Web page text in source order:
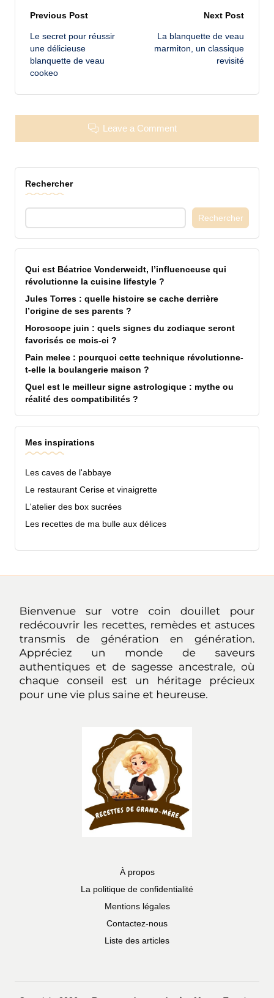
Post
navigation
Previous Post
Le secret pour réussir
une délicieuse
blanquette de veau
cookeo
Next Post
La blanquette de veau
marmiton, un classique
revisité
Leave a Comment
Rechercher
Rechercher
Qui est Béatrice Vonderweidt, l’influenceuse qui
révolutionne la cuisine lifestyle ?
Jules Torres : quelle histoire se cache derrière
l’origine de ses parents ?
Horoscope juin : quels signes du zodiaque seront
favorisés ce mois-ci ?
Pain melee : pourquoi cette technique révolutionne-
t-elle la boulangerie maison ?
Quel est le meilleur signe astrologique : mythe ou
réalité des compatibilités ?
Mes inspirations
Les caves de l'abbaye
Le restaurant Cerise et vinaigrette
L'atelier des box sucrées
Les recettes de ma bulle aux délices
À propos
La politique de confidentialité
Mentions légales
Contactez-nous
Liste des articles